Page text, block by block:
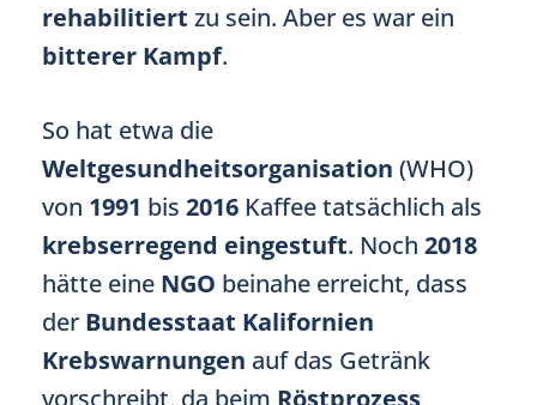
rehabilitiert zu sein. Aber es war ein
bitterer Kampf.
So hat etwa die
Weltgesundheitsorganisation (WHO)
von 1991 bis 2016 Kaffee tatsächlich als
krebserregend eingestuft. Noch 2018
hätte eine NGO beinahe erreicht, dass
der Bundesstaat Kalifornien
Krebswarnungen auf das Getränk
vorschreibt, da beim Röstprozess